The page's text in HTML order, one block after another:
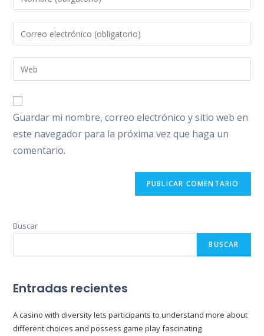
tu
nombre
de
usuario
para
comentar
Introduce
tu
dirección
de
electrónico
para
comentar
Introduce
la
URL
de
tu
web
(opcional)
Guardar mi nombre, correo electrónico y sitio web en
este navegador para la próxima vez que haga un
comentario.
Buscar
BUSCAR
Entradas recientes
A casino with diversity lets participants to understand more about
different choices and possess game play fascinating